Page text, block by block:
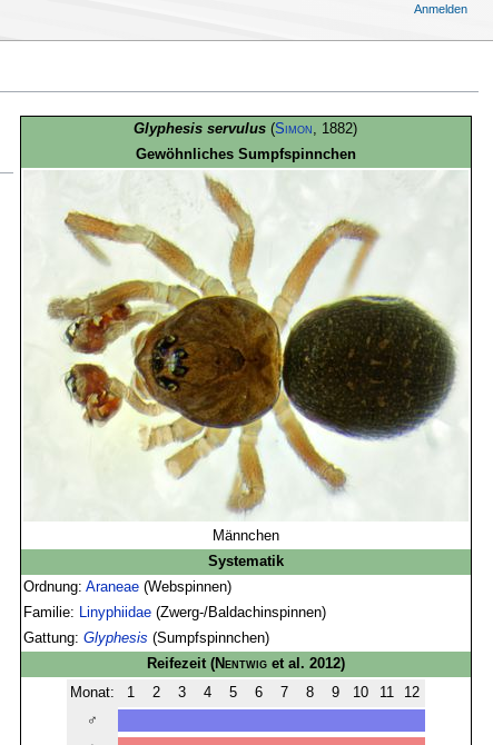
Glyphesis servulus (Simon, 1882)
Gewöhnliches Sumpfspinnchen
Männchen
Systematik
Ordnung: Araneae(Webspinnen)
Familie: Linyphiidae(Zwerg-/Baldachinspinnen)
Gattung: Glyphesis (Sumpfspinnchen)
Reifezeit (Nentwiget al. 2012)
Monat:
1 2 3 4 5 6 7 8 9 10 11
12
♂
Anmelden